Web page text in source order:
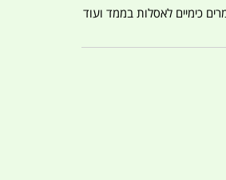
כימיים לאסלות בממד ועוד